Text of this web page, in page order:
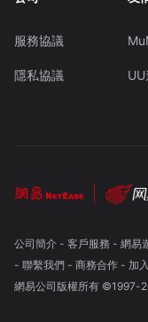
服務協議
隱私協議
公司簡介- 客戶服務 - 網易
- 聯繫我們- 商務合作- 加
網易公司版權所有 ©1997-